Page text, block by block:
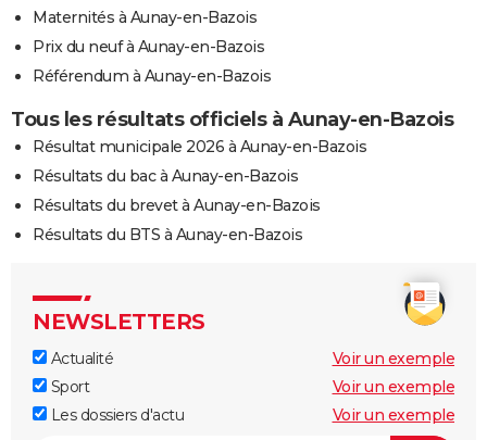
Maternités à Aunay-en-Bazois
Prix du neuf à Aunay-en-Bazois
Référendum à Aunay-en-Bazois
Tous les résultats officiels à Aunay-en-Bazois
Résultat municipale 2026 à Aunay-en-Bazois
Résultats du bac à Aunay-en-Bazois
Résultats du brevet à Aunay-en-Bazois
Résultats du BTS à Aunay-en-Bazois
NEWSLETTERS
Actualité
Voir un exemple
Sport
Voir un exemple
Les dossiers d'actu
Voir un exemple